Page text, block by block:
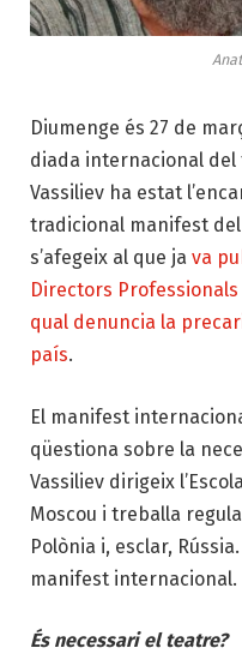
Diumenge és 27 de
diada internacional
Vassiliev ha estat
tradicional manifest
s’afegeix al que ja va
Directors Professionals
qual denuncia la
país.
El manifest
qüestiona sobre la
Vassiliev dirigeix
Moscou i treballa
Polònia i, esclar,
manifest internacional.
És necessari el teatre?